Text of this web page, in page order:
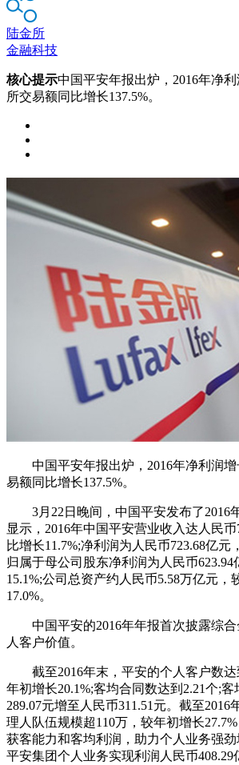
陆金所
金融科技
核心提示中国平安年报出炉，2016年净
所交易额同比增长137.5%。
中国平安年报出炉，2016年净利润增
易额同比增长137.5%。
3月22日晚间，中国平安发布了2016
显示，2016年中国平安营业收入达人民币
比增长11.7%;净利润为人民币723.68亿元
归属于母公司股东净利润为人民币623.94
15.1%;公司总资产约人民币5.58万亿元，
17.0%。
中国平安的2016年年报首次披露综合
人客户价值。
截至2016年末，平安的个人客户数达
年初增长20.1%;客均合同数达到2.21个;
289.07元增至人民币311.51元。截至2016
理人队伍规模超110万，较年初增长
获客能力和客均利润，助力个人业务强劲
平安集团个人业务实现利润人民币408.29